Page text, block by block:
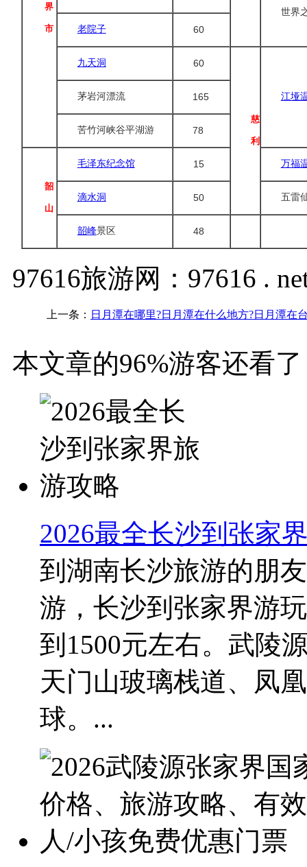
界
市
世界
老院子
60
九天洞 60
慈
利
江垭
茅岩河漂流 165
苦竹河峡谷平湖游 78
韶
山
毛泽东纪念馆 15 万福
滴水洞 50 五雷
韶峰景区 48
97616旅游网：97616 .
上一条： 日月潭在哪里?日月潭在什么地方?日月潭在
本文章的96%游客还看
2026最全长沙到张家
到湖南长沙旅游的朋
游，长沙到张家界游
到1500元左右。武陵
天门山玻璃栈道、凤
球。...